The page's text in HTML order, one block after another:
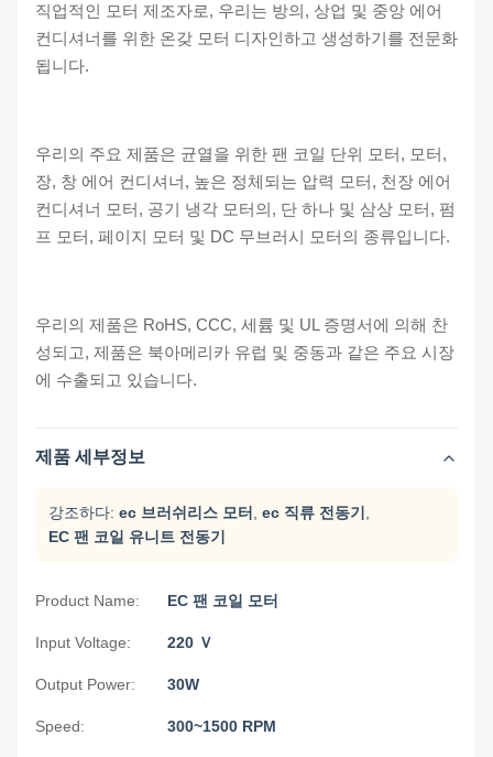
직업적인 모터 제조자로, 우리는 방의, 상업 및 중앙 에어
컨디셔너를 위한 온갖 모터 디자인하고 생성하기를 전문화
됩니다.
우리의 주요 제품은 균열을 위한 팬 코일 단위 모터, 모터,
장, 창 에어 컨디셔너, 높은 정체되는 압력 모터, 천장 에어
컨디셔너 모터, 공기 냉각 모터의, 단 하나 및 삼상 모터, 펌
프 모터, 페이지 모터 및 DC 무브러시 모터의 종류입니다.
우리의 제품은 RoHS, CCC, 세륨 및 UL 증명서에 의해 찬
성되고, 제품은 북아메리카 유럽 및 중동과 같은 주요 시장
에 수출되고 있습니다.
제품 세부정보
강조하다: ec 브러쉬리스 모터 ec 직류 전동기
EC 팬 코일 유니트 전동기
Product Name: EC 팬 코일 모터
Input Voltage: 220 Ｖ
Output Power: 30W
Speed: 300~1500 RPM